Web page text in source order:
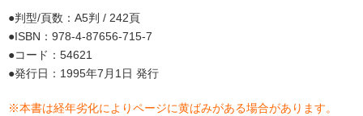
判型/頁数：A5判 / 242頁
ISBN：978-4-87656-715-7
コード：54621
発行日：1995年7月1日 発行
※本書は経年劣化によりページに黄ばみがある場合があります。